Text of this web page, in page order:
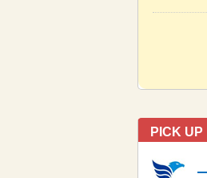
PICK UP